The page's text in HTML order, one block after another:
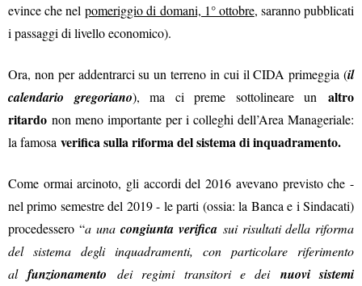
evince che nelpomeriggio di domani, 1° ottobre, saranno pubblicati
i passaggi di livello economico).
Ora, non per addentrarci su un terreno in cui il CIDA primeggia (il
calendario gregoriano), ma ci preme sottolineare unaltro
ritardo non meno importante per i colleghi dell’Area Manageriale:
la famosa verifica sulla riforma del sistema di inquadramento.
Come ormai arcinoto, gli accordi del 2016 avevano previsto che -
nel primo semestre del 2019 - le parti (ossia: la Banca e i Sindacati)
procedessero “a unacongiunta verifica sui risultati della riforma
del sistema degli inquadramenti, con particolare riferimento
alfunzionamento dei regimi transitori e dei nuovi sistemi